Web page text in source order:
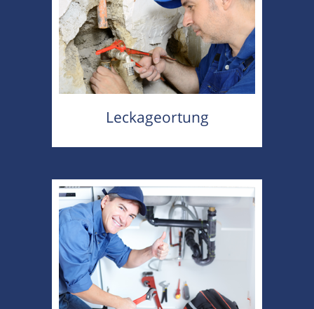
Leckageortung